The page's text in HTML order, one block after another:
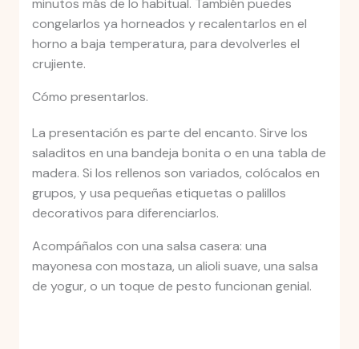
minutos más de lo habitual. También puedes
congelarlos ya horneados y recalentarlos en el
horno a baja temperatura, para devolverles el
crujiente.
Cómo presentarlos.
La presentación es parte del encanto. Sirve los
saladitos en una bandeja bonita o en una tabla de
madera. Si los rellenos son variados, colócalos en
grupos, y usa pequeñas etiquetas o palillos
decorativos para diferenciarlos.
Acompáñalos con una salsa casera: una
mayonesa con mostaza, un alioli suave, una salsa
de yogur, o un toque de pesto funcionan genial.